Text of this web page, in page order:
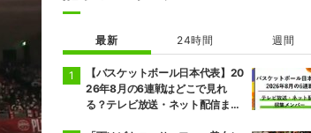
最新 24時間 週間
【バスケットボール日本代表】20
26年8月の6連戦はどこで見れ
る？テレビ放送・ネット配信まと